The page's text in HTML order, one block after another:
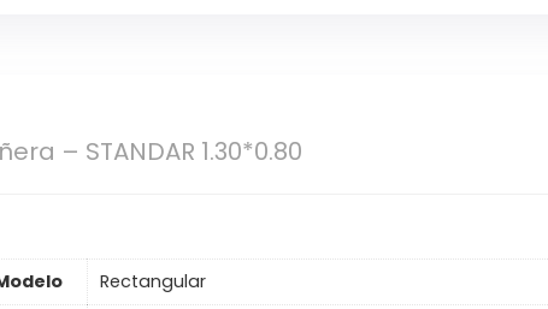
– STANDAR 1.30*0.80
Rectangular